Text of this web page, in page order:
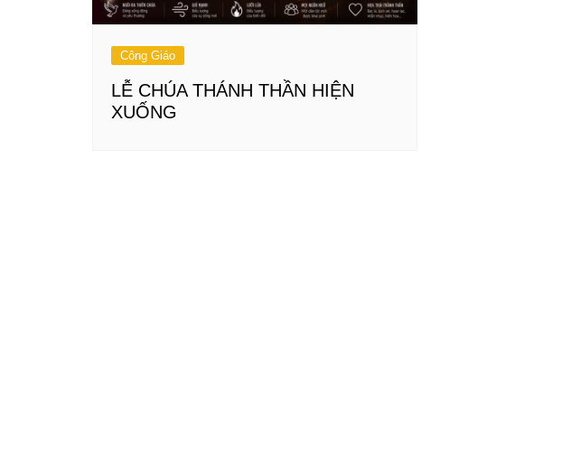
Công Giáo
LỄ CHÚA THÁNH THẦN HIỆN
XUỐNG